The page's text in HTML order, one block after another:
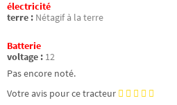
électricité
terre : Nétagif à la terre
Batterie
voltage : 12
Pas encore noté.
Votre avis pour ce tracteur